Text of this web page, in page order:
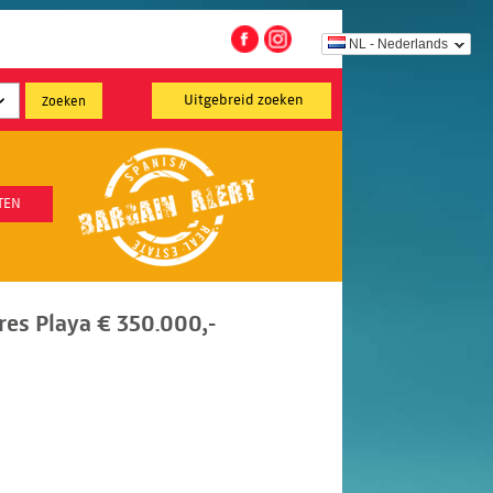
NL - Nederlands
Uitgebreid zoeken
Playa € 350.000,-